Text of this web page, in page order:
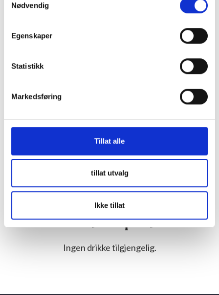
Nødvendig
Egenskaper
Statistikk
Markedsføring
Tillat alle
tillat utvalg
Ikke tillat
Drikke fra denne produsenten
Ingen drikke tilgjengelig.